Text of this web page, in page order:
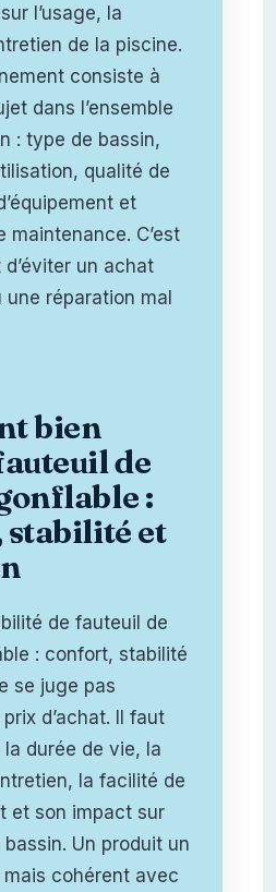
l’usage, la
de la piscine.
consiste à
dans l’ensemble
: type de bassin,
qualité de
et
maintenance. C’est
un achat
une réparation mal
bien
de
:
et
de fauteuil de
: confort, stabilité
se juge pas
d’achat. Il faut
durée de vie, la
la facilité de
et son impact sur
bassin. Un produit un
cohérent avec